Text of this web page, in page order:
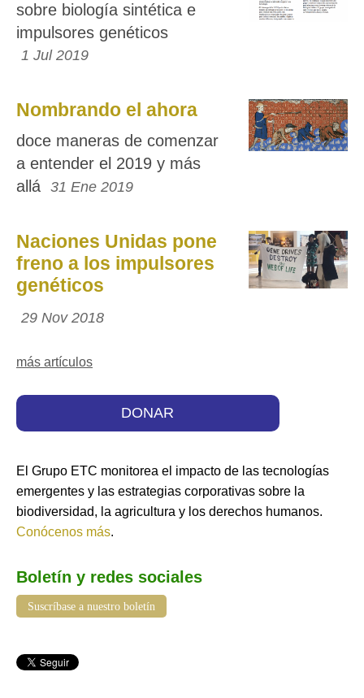
sobre biología sintética e
impulsores genéticos
1 Jul 2019
Nombrando el ahora
doce maneras de comenzar
a entender el 2019 y más
allá 31 Ene 2019
Naciones Unidas pone
freno a los impulsores
genéticos
29 Nov 2018
más artículos
DONAR
El Grupo ETC monitorea el impacto de las tecnologías
emergentes y las estrategias corporativas sobre la
biodiversidad, la agricultura y los derechos humanos.
Conócenos más.
Boletín y redes sociales
Suscríbase a nuestro boletín